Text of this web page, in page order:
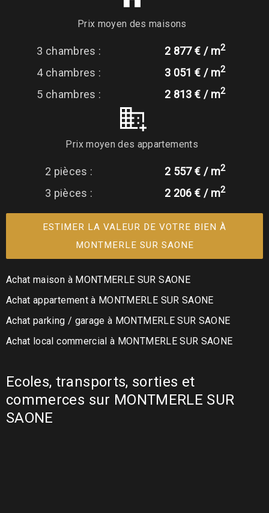
Prix moyen des maisons
3 chambres : 2 877 € / m2
4 chambres : 3 051 € / m2
5 chambres : 2 813 € / m2
Prix moyen des appartements
2 pièces : 2 557 € / m2
3 pièces : 2 206 € / m2
ESTIMER LA VALEUR DE VOTRE BIEN À
MONTMERLE SUR SAONE
Achat maison à MONTMERLE SUR SAONE
Achat appartement à MONTMERLE SUR SAONE
Achat parking / garage à MONTMERLE SUR SAONE
Achat local commercial à MONTMERLE SUR SAONE
Ecoles, transports, sorties et
commerces sur MONTMERLE SUR
SAONE